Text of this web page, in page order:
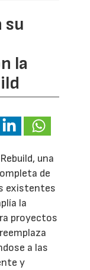
su
la
una
de
existentes
la
proyectos
a las
y